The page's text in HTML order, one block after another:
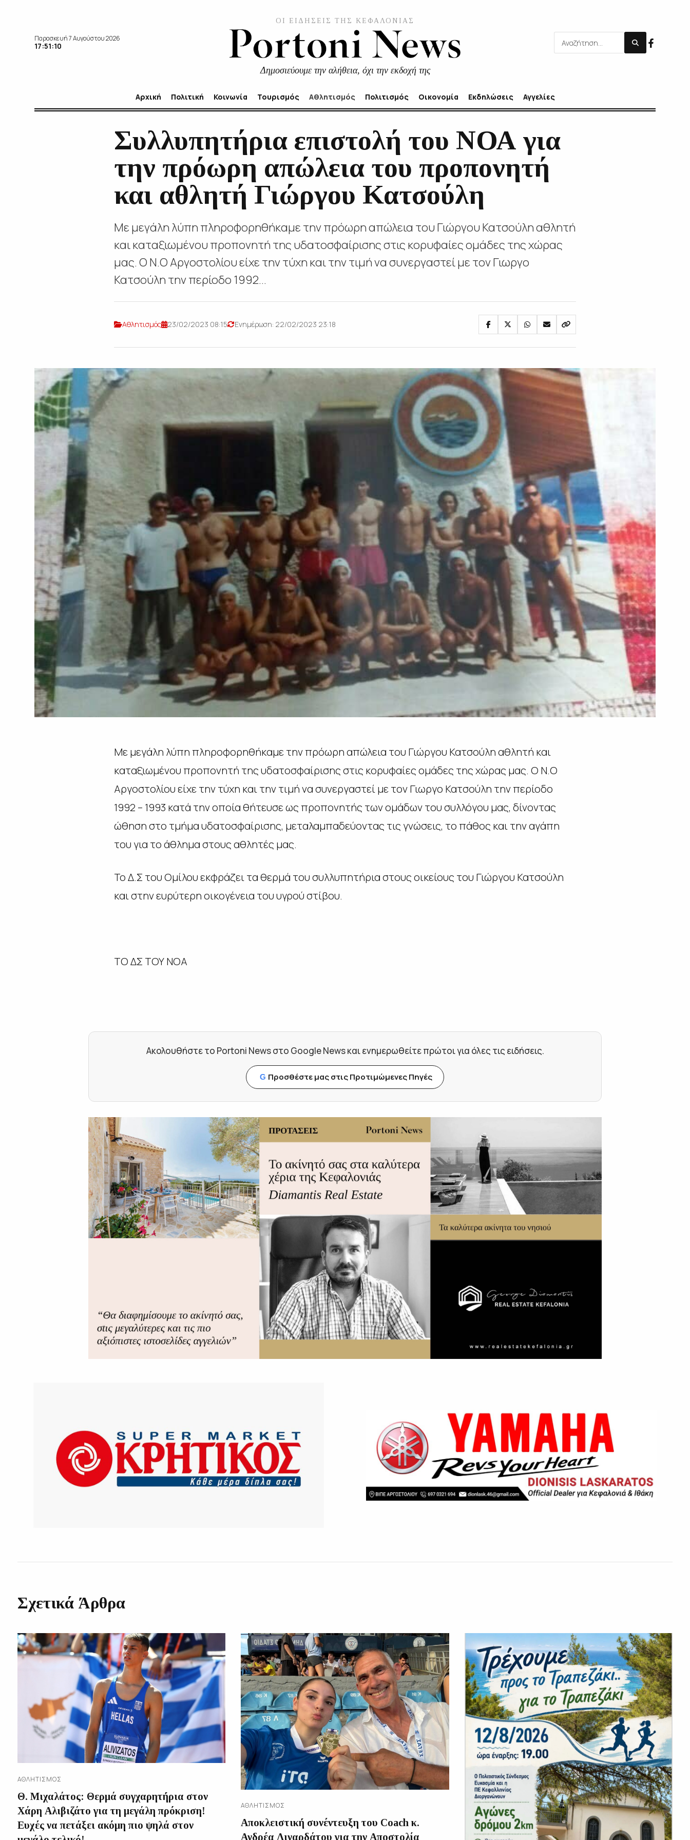
Παρασκευή 7 Αυγούστου 2026
17:51:12
ΟΙ ΕΙΔΗΣΕΙΣ ΤΗΣ ΚΕΦΑΛΟΝΙΑΣ
Δημοσιεύουμε την αλήθεια, όχι την εκδοχή της
Αρχική Πολιτική Κοινωνία Τουρισμός Αθλητισμός Πολιτισμός Οικονομία Εκδηλώσεις Αγγελίες
Συλλυπητήρια επιστολή του ΝΟΑ για
την πρόωρη απώλεια του προπονητή
και αθλητή Γιώργου Κατσούλη
Με μεγάλη λύπη πληροφορηθήκαμε την πρόωρη απώλεια του Γιώργου Κατσούλη αθλητή
και καταξιωμένου προπονητή της υδατοσφαίρισης στις κορυφαίες ομάδες της χώρας
μας. Ο Ν.Ο Αργοστολίου είχε την τύχη και την τιμή να συνεργαστεί με τον Γιωργο
Κατσούλη την περίοδο 1992...
Αθλητισμός 23/02/2023 08:15 Ενημέρωση: 22/02/2023 23:18
Με μεγάλη λύπη πληροφορηθήκαμε την πρόωρη απώλεια του Γιώργου Κατσούλη αθλητή και
καταξιωμένου προπονητή της υδατοσφαίρισης στις κορυφαίες ομάδες της χώρας μας. Ο Ν.Ο
Αργοστολίου είχε την τύχη και την τιμή να συνεργαστεί με τον Γιωργο Κατσούλη την περίοδο
1992 – 1993 κατά την οποία θήτευσε ως προπονητής των ομάδων του συλλόγου μας, δίνοντας
ώθηση στο τμήμα υδατοσφαίρισης, μεταλαμπαδεύοντας τις γνώσεις, το πάθος και την αγάπη
του για το άθλημα στους αθλητές μας.
Το Δ.Σ του Ομίλου εκφράζει τα θερμά του συλλυπητήρια στους οικείους του Γιώργου Κατσούλη
και στην ευρύτερη οικογένεια του υγρού στίβου.
ΤΟ ΔΣ ΤΟΥ ΝΟΑ
Ακολουθήστε το Portoni News στο Google News και ενημερωθείτε πρώτοι για όλες τις ειδήσεις.
G Προσθέστε μας στις Προτιμώμενες Πηγές
Σχετικά Άρθρα
ΑΘΛΗΤΙΣΜΌΣ
Θ. Μιχαλάτος: Θερμά συγχαρητήρια στον
Χάρη Αλιβιζάτο για τη μεγάλη πρόκριση!
Ευχές να πετάξει ακόμη πιο ψηλά στον
ΑΘΛΗΤΙΣΜΌΣ
Αποκλειστική συνέντευξη του Coach κ.
Ανδρέα Λιναρδάτου για την Αποστολία